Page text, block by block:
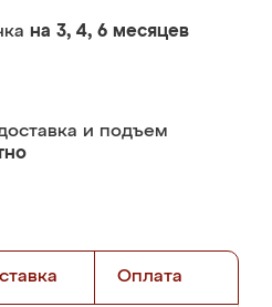
на 3, 4, 6 месяцев
и подъем
Оплата